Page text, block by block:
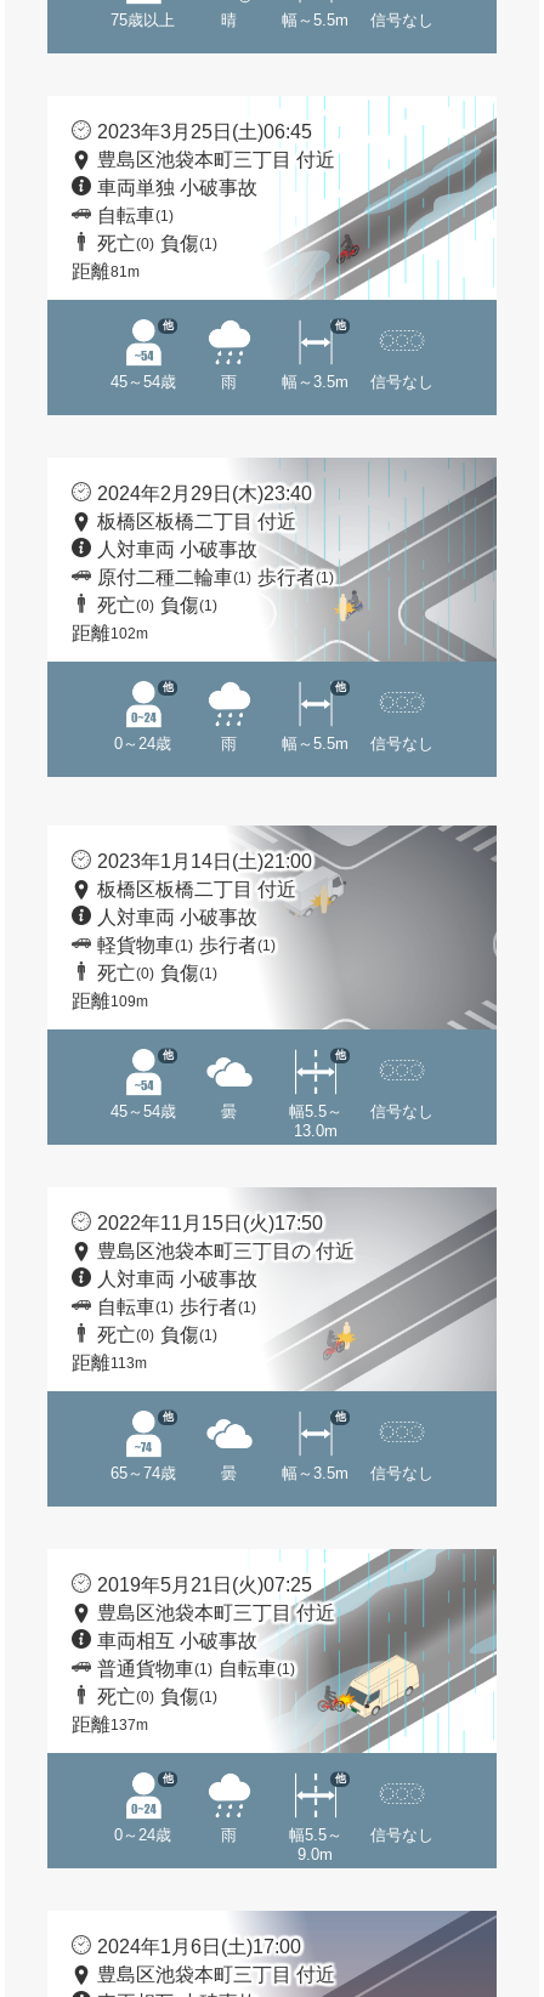
75歳以上 晴 幅～5.5m 信号なし
2023年3月25日(土)06:45
豊島区池袋本町三丁目 付近
車両単独 小破事故
自転車(1)
死亡(0) 負傷(1)
距離81m
45～54歳
他
雨 幅～3.5m
他
信号なし
2024年2月29日(木)23:40
板橋区板橋二丁目 付近
人対車両 小破事故
原付二種二輪車(1) 歩行者(1)
死亡(0) 負傷(1)
距離102m
0～24歳
他
雨 幅～5.5m
他
信号なし
2023年1月14日(土)21:00
板橋区板橋二丁目 付近
人対車両 小破事故
軽貨物車(1) 歩行者(1)
死亡(0) 負傷(1)
距離109m
45～54歳
他
曇
幅5.5～
13.0m
他
信号なし
2022年11月15日(火)17:50
豊島区池袋本町三丁目の 付近
人対車両 小破事故
自転車(1) 歩行者(1)
死亡(0) 負傷(1)
距離113m
65～74歳
他
曇 幅～3.5m
他
信号なし
2019年5月21日(火)07:25
豊島区池袋本町三丁目 付近
車両相互 小破事故
普通貨物車(1) 自転車(1)
死亡(0) 負傷(1)
距離137m
0～24歳
他
雨
幅5.5～
9.0m
他
信号なし
2024年1月6日(土)17:00
豊島区池袋本町三丁目 付近